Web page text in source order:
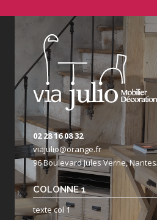
02 28 16 08 32
viajulio@orange.fr
96 Boulevard Jules Verne, Nantes
COLONNE 1
texte col 1